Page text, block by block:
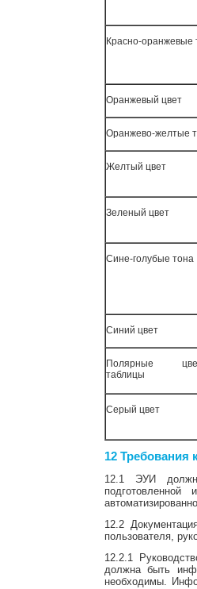
Красно-оранжевые
Оранжевый цвет
Оранжево-желтые
Желтый цвет
Зеленый цвет
Сине-голубые тона
Синий цвет
Полярные
таблицы
Серый цвет
12 Требования
12.1 ЭУИ
12.2
пользователя,
12.2.1
должна быть
необходимы.